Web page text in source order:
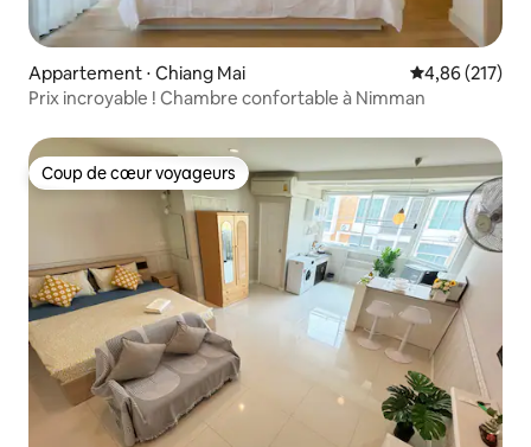
Appartement ⋅ Chiang Mai Évaluation
4,86 (217)
Prix incroyable ! Chambre confortable à Nimman
Coup de cœur voyageurs
Coup de cœur voyageurs